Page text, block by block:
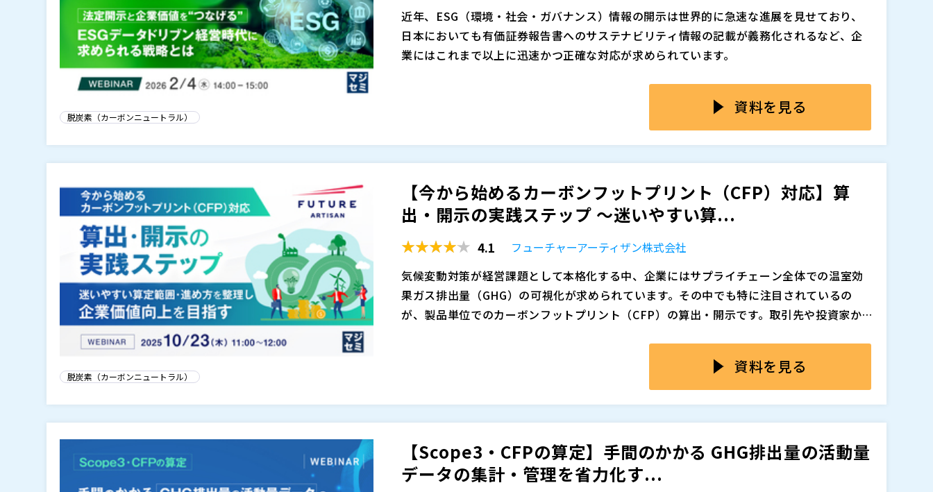
株式会社オープンソース活用研究所（）
マジセミ株式会社（）
※共催、協賛、協力、講演企業は将来的に追加、削除される可能性があります。
本セミナーでは、専門知識がなくても導入・運用できる高度制御技術「Smart MPC」を活
用し、工場空調における制御ムラをどのように改善できるのかを解説します。
「Smart MPC」は、将来の挙動を予測し最適な操作をリアルタイムに導くMPC（Model P
転データを活用することで、専門的なチューニングなしで高精度な予測制御を実現できる
このSmart MPCを現場にスムーズに適用するため、組み込み型AI制御コントローラ「E-S
mart MPC（Embedded Smart MPC）」もリリース。制御盤にそのまま搭載可能で、GUI
操作や自動調整機能により、高度制御を手軽に導入できるようになりました。
これにより、エネルギー削減・温湿度の安定・設備制約の遵守といった空調制御における
多目的・多制約な要求を同時に満たしながら、工場全体の制御ムラを抑えることが可能に
なります。
・工場空調のエネルギー削減に取り組みたい方 ・温度・湿度のムラや不安定さに課題を感
じている方 ・PID制御の限界を感じつつも、次の打ち手を探している方 ・既存設備を活か
株式会社 Proxima Technology（）
株式会社オープンソース活用研究所（）
マジセミ株式会社（）
※共催、協賛、協力、講演企業は将来的に追加、削除される可能性があります。
近年、ESG（環境・社会・ガバナンス）情報の開示は世界的に急速な進展を見せており、
日本においても有価証券報告書へのサステナビリティ情報の記載が義務化されるなど、企
業にはこれまで以上に迅速かつ正確な対応が求められています。
法定開示は単なる義務ではなく、非財務情報の「可視化」と「データ化」を促し、企業価
値を高めるサステナビリティ経営への転換を加速させる契機となっています。
Excelやメールに依存した集計・差し替え作業が常態化し、開示対応が「戦略に活かす情
報」ではなく「報告を間に合わせる業務」に留まってしまうケースが少なくありません。
ではなく、まとめ切ること自体が目的の業務に留まってしまっています。
本セミナーでは、非財務情報を企業価値創造に結びつけるためのアーキテクチャ戦略を解
説します。
さらに、ESGデータを「ひとつの正しいソース」として管理し、開示・分析・経営判断に
し、開示プロセスを自動化するクラウド型レポーティングプラットフォーム ・cocono：G
HG排出量やカーボンフットプリントを精緻に管理し、サステナビリティ戦略を支える炭素
これにより、属人化した手作業からの脱却に加え、頻繁に変化する開示フレームワークや
基準への柔軟な対応、データモデルの陳腐化を回避し、開示対応を超えて企業価値を高め
るサステナビリティ経営の実現に向けた基盤を提供します。
・ESG／サステナビリティ情報の収集・集計・開示業務を担当している経営企画・IR・サ
ステナビリティ部門の方 ・各部門・拠点から集まるExcelやメールの集計・転記作業に限界
を感じている方 ・数値の差し替えや確認作業が頻発し、開示前のチェックや差し戻しに多
くの時間を取られている方 ・ESG情報を「作ること」に追われ、経営判断や戦略への活用
三菱電機デジタルイノベーション株式会社（）
脱炭素（カーボンニュートラル） 資料を見る
【今から始めるカーボンフットプリント（CFP）対応】算
出・開示の実践ステップ 〜迷いやすい算...
4.1
フューチャーアーティザン株式会社
気候変動対策が経営課題として本格化する中、企業にはサプライチェーン全体での温室効
果ガス排出量（GHG）の可視化が求められています。その中でも特に注目されているの
が、製品単位でのカーボンフットプリント（CFP）の算出・開示です。取引先や投資家か
するか」といった判断に迷っています。Scope3全体が15カテゴリに分かれ複雑であること
も相まって、CFP対応のハードルを高く感じる声は少なくありません。
取引先とデータ共有を進めようとしても、開示に消極的であったり、精度にばらつきがあ
象に、環境省のガイドラインをベースにした現時点での実務的な解釈に基づき、算定・開
示の進め方をわかりやすく解説します。
脱炭素（カーボンニュートラル） 資料を見る
【Scope3・CFPの算定】手間のかかる GHG排出量の活動量
データの集計・管理を省力化す...